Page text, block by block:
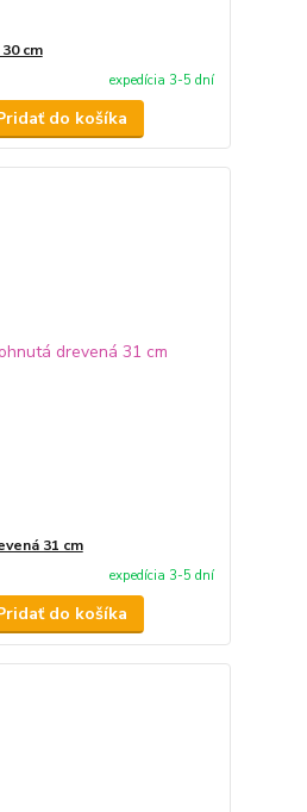
cm
expedícia 3-5 dní
do košíka
31 cm
expedícia 3-5 dní
do košíka